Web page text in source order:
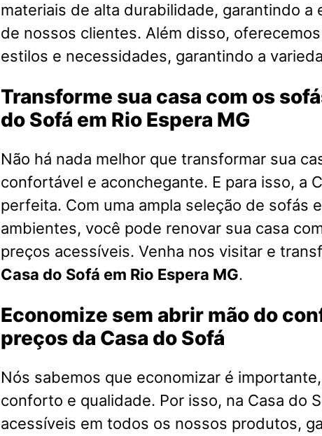
materiais de alta durabilidade, garantindo a
de nossos clientes. Além disso,
estilos e necessidades, garantindo a
Transforme sua casa com os
do Sofá em Rio Espera MG
Não há nada melhor que transformar sua
confortável e aconchegante. E para isso, a
perfeita. Com uma ampla seleção de sofás
ambientes, você pode renovar sua casa
preços acessíveis. Venha nos visitar e
Casa do Sofá em Rio Espera MG.
Economize sem abrir mão do
preços da Casa do Sofá
Nós sabemos que economizar é
conforto e qualidade. Por isso, na Casa do
acessíveis em todos os nossos produtos,